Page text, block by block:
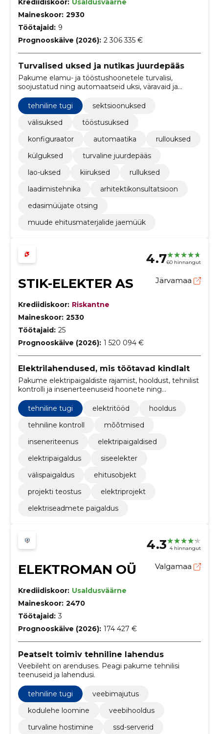
Krediidiskoor: Usaldusväärne
Maineskoor: 2930
Töötajaid: 9
Prognooskäive (2026): 2 306 335 €
Turvalised uksed ja nutikas juurdepääs
Pakume elamu- ja tööstushoonetele turvalisi,
soojustatud ning automaatseid uksi, väravaid ja
laotehnikaid. Toetame planeerimist, edasimüüjaid
ning pakume CO2‑neutraalseid valikuid ilma
lisakuluta.
tehniline tugi
sektsioonuksed
välisuksed
tööstusuksed
konfiguraator
automaatika
rullouksed
külguksed
turvaline juurdepääs
lao-uksed
kiiruksed
rulluksed
laadimistehnika
arhitektikonsultatsioon
edasimüüjate otsing
muude ehitusmaterjalide jaemüük
4.760 hinnangut
STIK-ELEKTER AS Järvamaa
Krediidiskoor: Riskantne
Maineskoor: 2530
Töötajaid: 25
Prognooskäive (2026): 1 520 094 €
Elektrilahendused, mis töötavad kindlalt
Pakume elektripaigaldiste rajamist, hooldust, tehnilist
kontrolli ja insenerteenuseid hoonete ning
vastavuse ja töökindluse.
tehniline tugi elektritööd
hooldus
tehniline kontroll
mõõtmised
inseneriteenus
elektripaigaldised
elektripaigaldus
siseelekter
välispaigaldus
ehitusobjekt
projekti teostus
elektriprojekt
elektriseadmete paigaldus
4.3 4 hinnangut
ELEKTROMAN OÜ Valgamaa
Krediidiskoor: Usaldusväärne
Maineskoor: 2470
Töötajaid: 3
Prognooskäive (2026): 174 427 €
Peatselt toimiv tehniline lahendus
Veebileht on arenduses. Peagi pakume tehnilisi
teenuseid ja lahendusi.
tehniline tugi
veebimajutus
kodulehe loomine
veebihooldus
turvaline hostimine
ssd-serverid